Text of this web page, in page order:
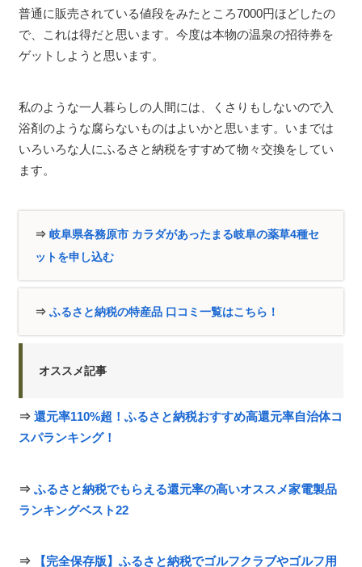
普通に販売されている値段をみたところ7000円ほどしたの
で、これは得だと思います。今度は本物の温泉の招待券を
ゲットしようと思います。
私のような一人暮らしの人間には、くさりもしないので入
浴剤のような腐らないものはよいかと思います。いまでは
いろいろな人にふるさと納税をすすめて物々交換をしてい
ます。
⇒ 岐阜県各務原市 カラダがあったまる岐阜の薬草4種セ
ットを申し込む
⇒ ふるさと納税の特産品 口コミ一覧はこちら！
オススメ記事
⇒ 還元率110%超！ふるさと納税おすすめ高還元率自治体コ
スパランキング！
⇒ ふるさと納税でもらえる還元率の高いオススメ家電製品
ランキングベスト22
⇒
【完全保存版】ふるさと納税でゴルフクラブやゴルフ用